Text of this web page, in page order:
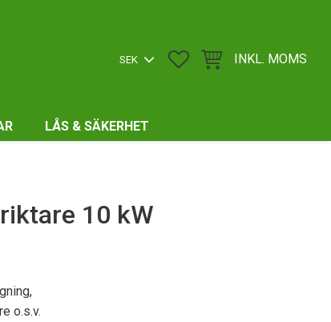
FAVORITER
KUNDVAGNINKL. MOMS
LÅS & SÄKERHET
10 kW
o.s.v.